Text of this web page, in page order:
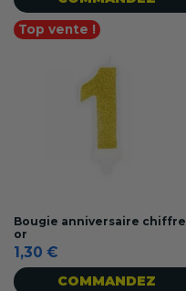
Top vente !
Bougie anniversaire chiffre
or
1,30 €
COMMANDEZ